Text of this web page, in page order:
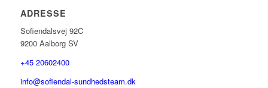
ADRESSE
Sofiendalsvej 92C
9200 Aalborg SV
+45 20602400
info@sofiendal-sundhedsteam.dk